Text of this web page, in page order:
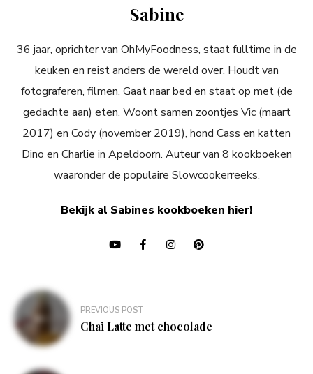
Sabine
36 jaar, oprichter van OhMyFoodness, staat fulltime in de
keuken en reist anders de wereld over. Houdt van
fotograferen, filmen. Gaat naar bed en staat op met (de
gedachte aan) eten. Woont samen zoontjes Vic (maart
2017) en Cody (november 2019), hond Cass en katten
Dino en Charlie in Apeldoorn. Auteur van 8 kookboeken
waaronder de populaire Slowcookerreeks.
Bekijk al Sabines kookboeken hier!
Bericht
navigatie
PREVIOUS POST
Chai Latte met chocolade